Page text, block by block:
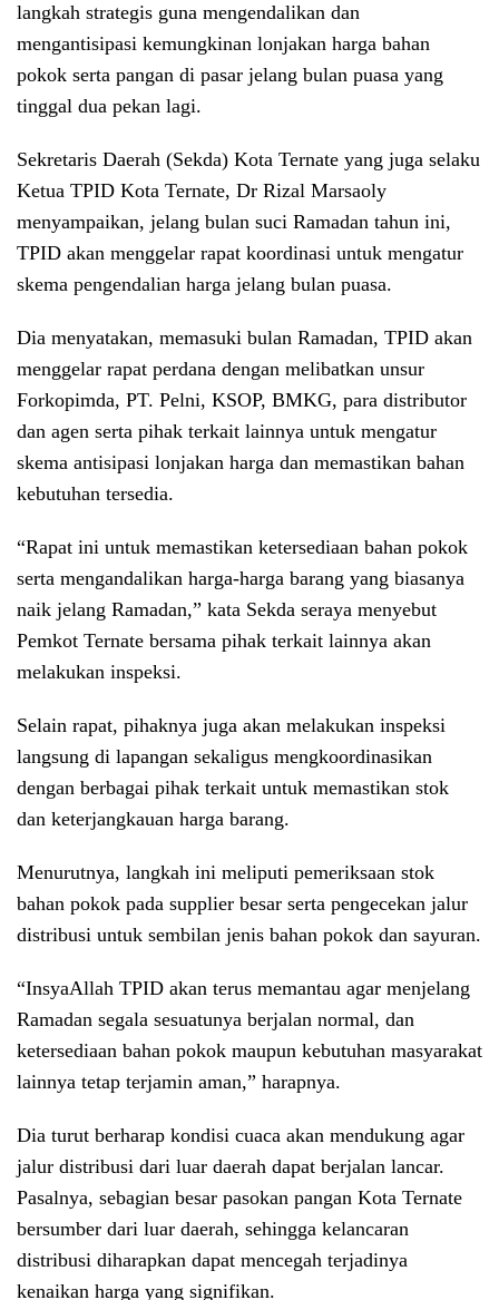
langkah strategis guna mengendalikan dan
mengantisipasi kemungkinan lonjakan harga bahan
pokok serta pangan di pasar jelang bulan puasa yang
tinggal dua pekan lagi.
Sekretaris Daerah (Sekda) Kota Ternate yang juga selaku
Ketua TPID Kota Ternate, Dr Rizal Marsaoly
menyampaikan, jelang bulan suci Ramadan tahun ini,
TPID akan menggelar rapat koordinasi untuk mengatur
skema pengendalian harga jelang bulan puasa.
Dia menyatakan, memasuki bulan Ramadan, TPID akan
menggelar rapat perdana dengan melibatkan unsur
Forkopimda, PT. Pelni, KSOP, BMKG, para distributor
dan agen serta pihak terkait lainnya untuk mengatur
skema antisipasi lonjakan harga dan memastikan bahan
kebutuhan tersedia.
“Rapat ini untuk memastikan ketersediaan bahan pokok
serta mengandalikan harga-harga barang yang biasanya
naik jelang Ramadan,” kata Sekda seraya menyebut
Pemkot Ternate bersama pihak terkait lainnya akan
melakukan inspeksi.
Selain rapat, pihaknya juga akan melakukan inspeksi
langsung di lapangan sekaligus mengkoordinasikan
dengan berbagai pihak terkait untuk memastikan stok
dan keterjangkauan harga barang.
Menurutnya, langkah ini meliputi pemeriksaan stok
bahan pokok pada supplier besar serta pengecekan jalur
distribusi untuk sembilan jenis bahan pokok dan sayuran.
“InsyaAllah TPID akan terus memantau agar menjelang
Ramadan segala sesuatunya berjalan normal, dan
ketersediaan bahan pokok maupun kebutuhan masyarakat
lainnya tetap terjamin aman,” harapnya.
Dia turut berharap kondisi cuaca akan mendukung agar
jalur distribusi dari luar daerah dapat berjalan lancar.
Pasalnya, sebagian besar pasokan pangan Kota Ternate
bersumber dari luar daerah, sehingga kelancaran
distribusi diharapkan dapat mencegah terjadinya
kenaikan harga yang signifikan.